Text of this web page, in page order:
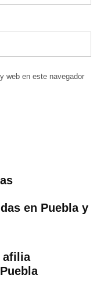
web en este navegador
en Puebla y
afilia